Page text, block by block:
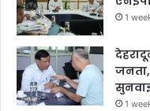
1
1